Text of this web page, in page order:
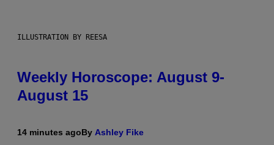
ILLUSTRATION BY REESA
Weekly Horoscope: August 9-
August 15
14 minutes agoBy Ashley Fike